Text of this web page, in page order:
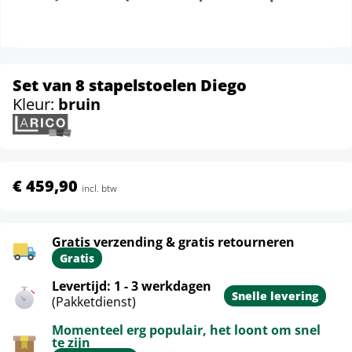
Set van 8 stapelstoelen Diego
Kleur: bruin
€ 459,90 incl. btw
Gratis verzending & gratis retourneren
Gratis
Levertijd: 1 - 3 werkdagen
(Pakketdienst)
Snelle levering
Momenteel erg populair, het loont om snel
te zijn